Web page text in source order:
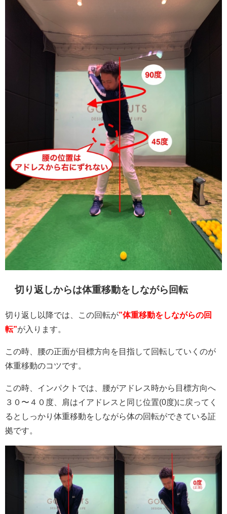
切り返しからは体重移動をしながら回転
切り返し以降では、この回転が”体重移動をしながらの回
転”が入ります。
この時、腰の正面が目標方向を目指して回転していくのが
体重移動のコツです。
この時、インパクトでは、腰がアドレス時から目標方向へ
３０〜４０度、肩はイアドレスと同じ位置(0度)に戻ってく
るとしっかり体重移動をしながら体の回転ができている証
拠です。